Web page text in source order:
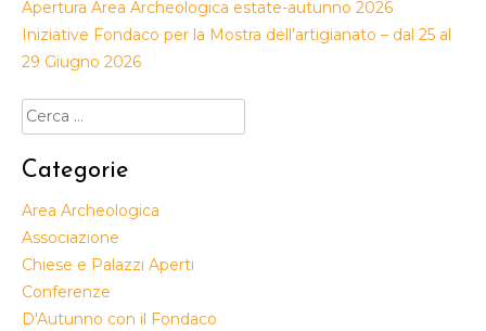
Apertura Area Archeologica estate-autunno 2026
Iniziative Fondaco per la Mostra dell’artigianato – dal 25 al
29 Giugno 2026
Ricerca
per:
Categorie
Area Archeologica
Associazione
Chiese e Palazzi Aperti
Conferenze
D'Autunno con il Fondaco